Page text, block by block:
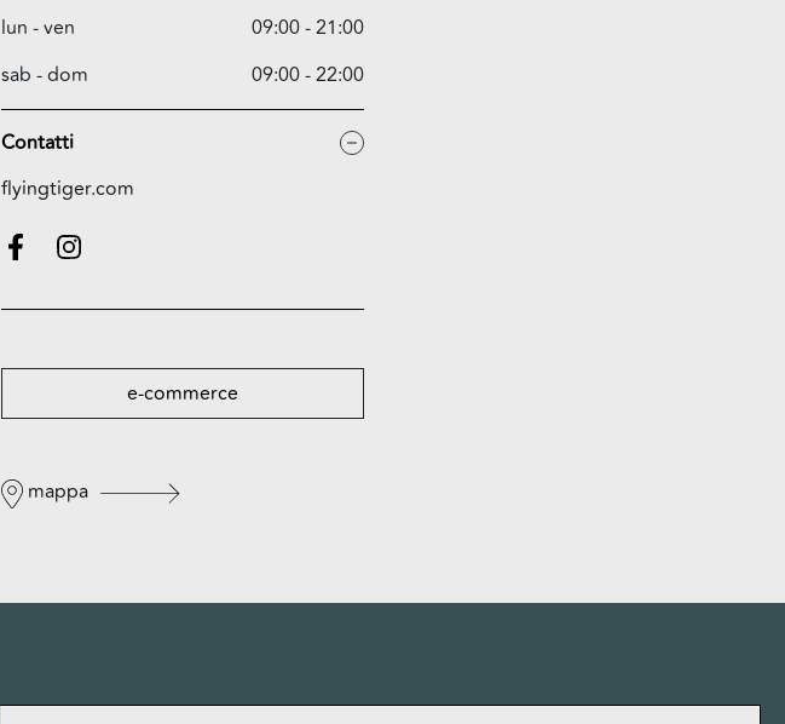
lun - ven
09:00 - 21:00
sab - dom
09:00 - 22:00
Contatti
flyingtiger.com
e-commerce
mappa